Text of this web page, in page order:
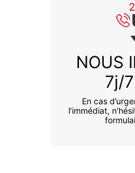
NOUS
7j/
En cas
l’immédiat,